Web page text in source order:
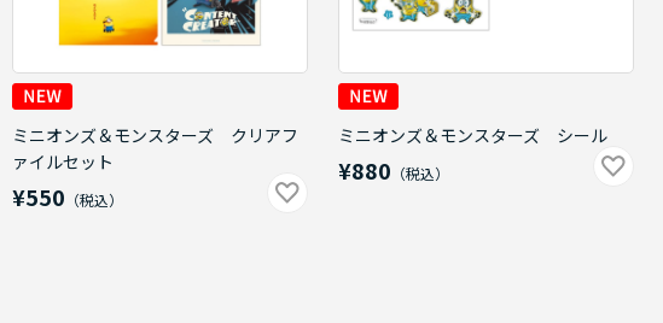
ミニオンズ＆モンスターズ クリアフ
ァイルセット
¥550
ミニオンズ＆モンスターズ シール
¥880